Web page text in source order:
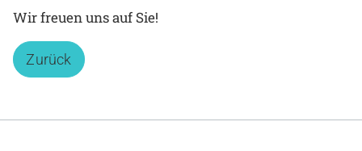
Wir freuen uns auf Sie!
Zurück